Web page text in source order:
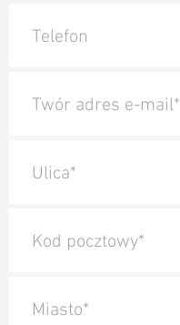
Telefon
Twór adres e-mail*
Ulica*
Kod pocztowy*
Miasto*